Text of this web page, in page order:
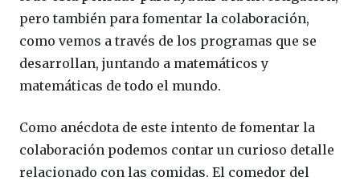
pero también para fomentar la colaboración,
como vemos a través de los programas que se
desarrollan, juntando a matemáticos y
matemáticas de todo el mundo.
Como anécdota de este intento de fomentar la
colaboración podemos contar un curioso detalle
relacionado con las comidas. El comedor del